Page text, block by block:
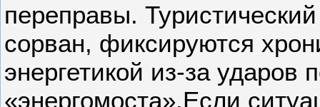
переправы.
сорван, фиксируются
энергетикой из-за ударов
«энергомоста».Если